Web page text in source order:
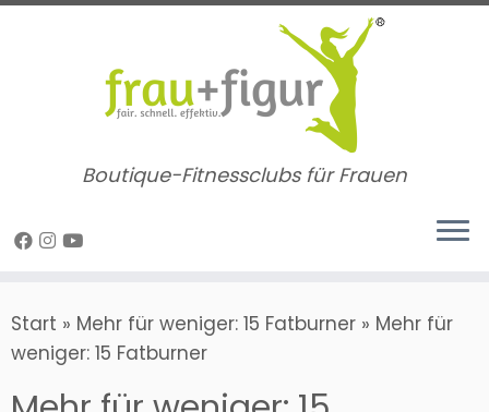
Zum
Boutique-Fitnessclubs für Frauen
Start » Mehr für weniger: 15 Fatburner » Mehr für
weniger: 15 Fatburner